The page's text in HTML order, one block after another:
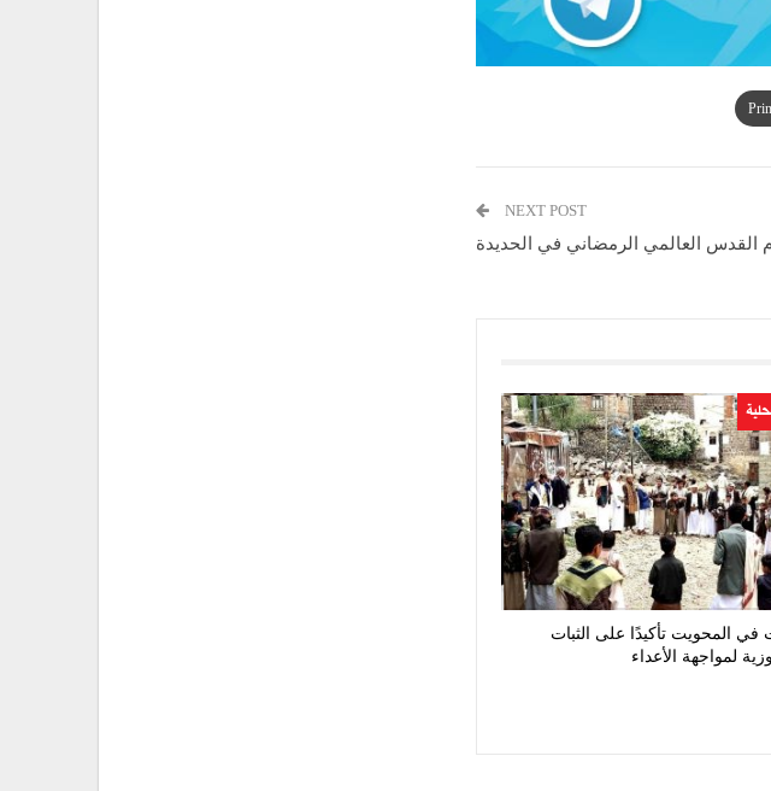
NEXT POST
القدس العالمي الرمضاني في الحديدة
في المحويت تأكيدًا على الثبات
لمواجهة الأعداء